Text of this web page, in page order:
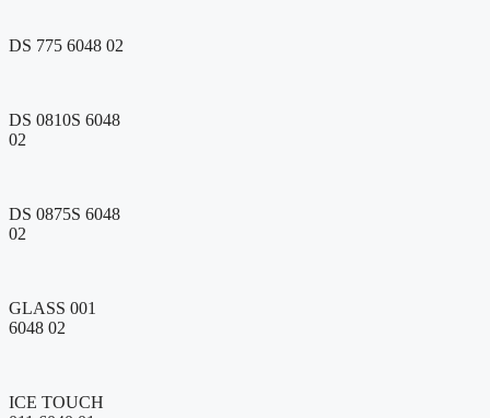
DS 775 6048 02
DS 0810S 6048
02
DS 0875S 6048
02
GLASS 001
6048 02
ICE TOUCH